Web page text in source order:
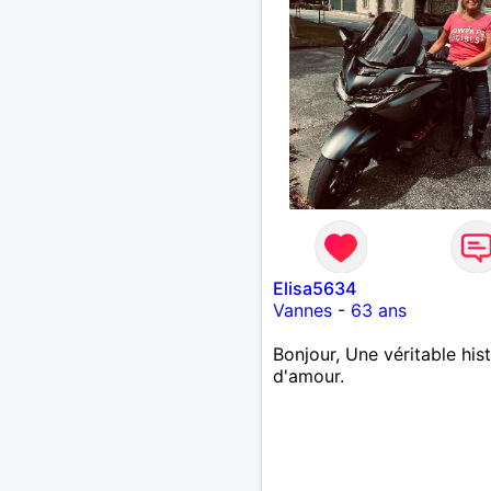
Elisa5634
Vannes- 63 ans
Bonjour, Une véritable
d'amour.